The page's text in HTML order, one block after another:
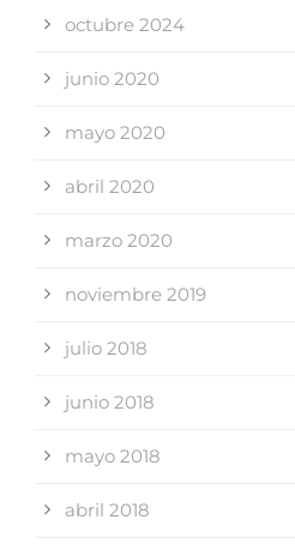
octubre 2024
junio 2020
mayo 2020
abril 2020
marzo 2020
noviembre 2019
julio 2018
junio 2018
mayo 2018
abril 2018